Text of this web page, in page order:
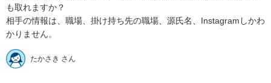
も取れますか？
相手の情報は、職場、掛け持ち先の職場、源氏名、Instagramしかわ
たかさき さん